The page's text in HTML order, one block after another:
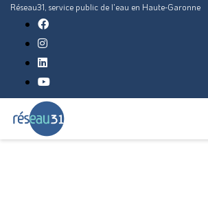
Réseau31, service public de l'eau en Haute-Garonne